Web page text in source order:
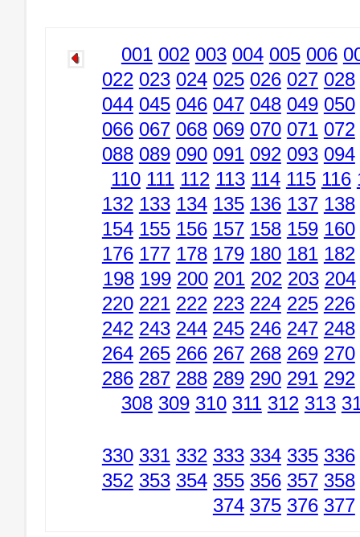
001 002 003 004 005 006
022 023 024 025 026 027 028
044 045 046 047 048 049 050
066 067 068 069 070 071 072
088 089 090 091 092 093 094
110 111 112 113 114 115 116
132 133 134 135 136 137 138
154 155 156 157 158 159 160
176 177 178 179 180 181 182
198 199 200 201 202 203 204
220 221 222 223 224 225 226
242 243 244 245 246 247 248
264 265 266 267 268 269 270
286 287 288 289 290 291 292
308 309 310 311 312 313
330 331 332 333 334 335 336
352 353 354 355 356 357 358
374 375 376 377